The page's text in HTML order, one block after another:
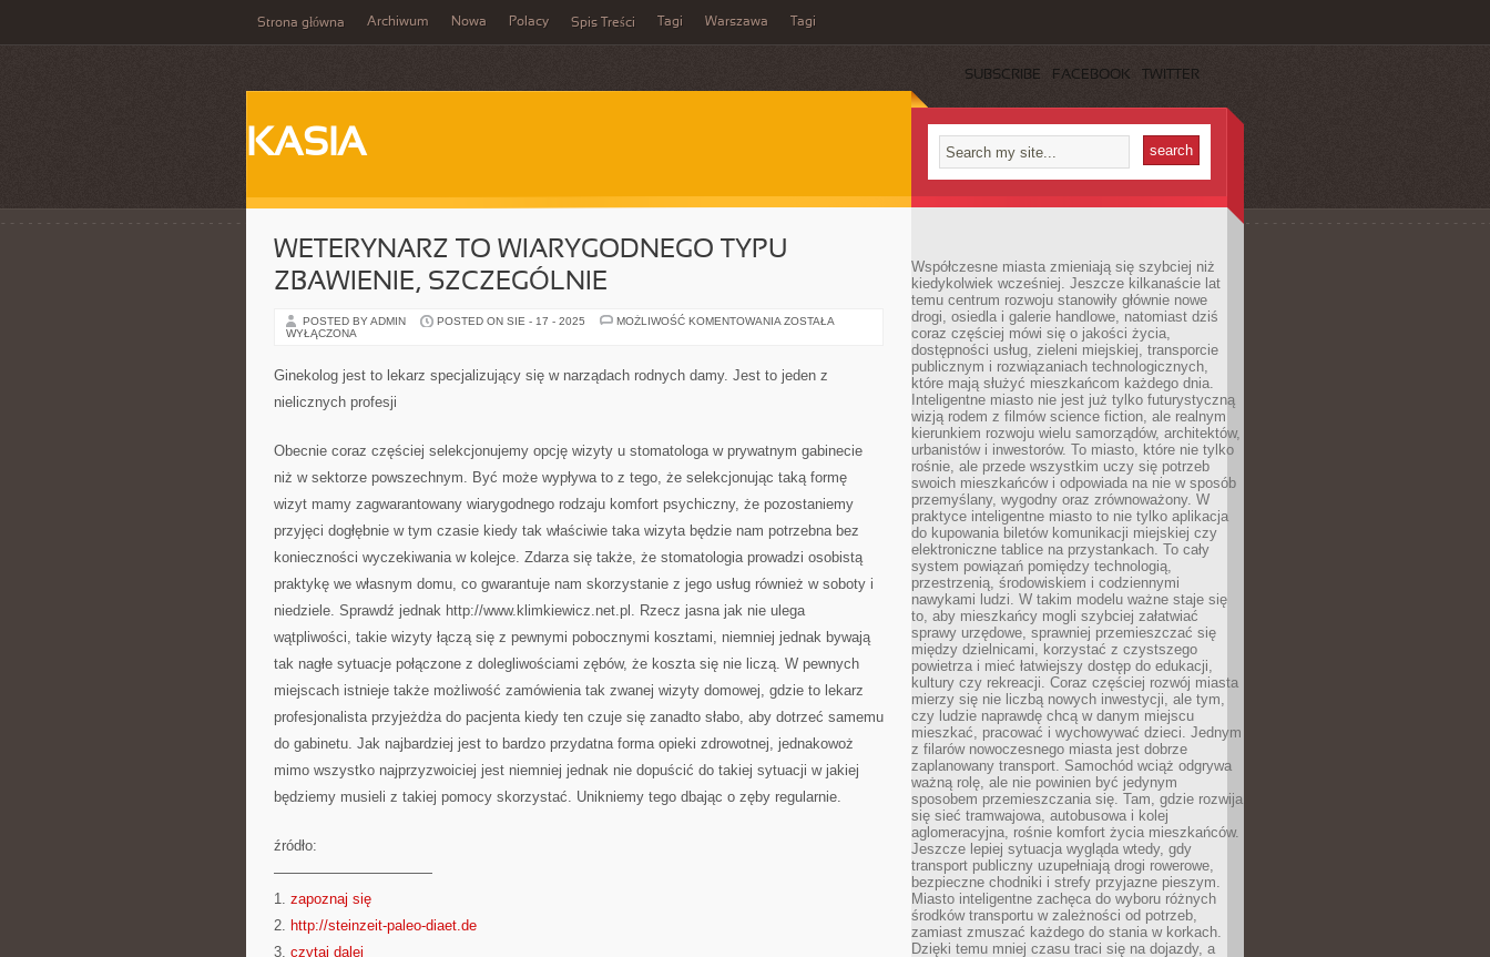
Strona główna Archiwum Nowa Polacy Spis Treści Tagi Warszawa Tagi
SUBSCRIBE FACEBOOK TWITTER
KASIA
WETERYNARZ TO WIARYGODNEGO TYPU
ZBAWIENIE, SZCZEGÓLNIE
POSTED BY ADMIN POSTED ON SIE - 17 - 2025 MOŻLIWOŚĆ KOMENTOWANIA WETERYNARZ
ZBAWIENIE,
SZCZEGÓLNIE
ZOSTAŁA
WYŁĄCZONA
Ginekolog jest to lekarz specjalizujący się w narządach rodnych damy. Jest to jeden z
nielicznych profesji
Obecnie coraz częściej selekcjonujemy opcję wizyty u stomatologa w prywatnym gabinecie
niż w sektorze powszechnym. Być może wypływa to z tego, że selekcjonując taką formę
wizyt mamy zagwarantowany wiarygodnego rodzaju komfort psychiczny, że pozostaniemy
przyjęci dogłębnie w tym czasie kiedy tak właściwie taka wizyta będzie nam potrzebna bez
konieczności wyczekiwania w kolejce. Zdarza się także, że stomatologia prowadzi osobistą
praktykę we własnym domu, co gwarantuje nam skorzystanie z jego usług również w soboty i
niedziele. Sprawdź jednak http://www.klimkiewicz.net.pl. Rzecz jasna jak nie ulega
wątpliwości, takie wizyty łączą się z pewnymi pobocznymi kosztami, niemniej jednak bywają
tak nagłe sytuacje połączone z dolegliwościami zębów, że koszta się nie liczą. W pewnych
miejscach istnieje także możliwość zamówienia tak zwanej wizyty domowej, gdzie to lekarz
profesjonalista przyjeżdża do pacjenta kiedy ten czuje się zanadto słabo, aby dotrzeć samemu
do gabinetu. Jak najbardziej jest to bardzo przydatna forma opieki zdrowotnej, jednakowoż
mimo wszystko najprzyzwoiciej jest niemniej jednak nie dopuścić do takiej sytuacji w jakiej
będziemy musieli z takiej pomocy skorzystać. Unikniemy tego dbając o zęby regularnie.
źródło:
———————————
1. zapoznaj się
2. http://steinzeit-paleo-diaet.de
3. czytaj dalej
Współczesne miasta zmieniają się szybciej niż
kiedykolwiek wcześniej. Jeszcze kilkanaście lat
temu centrum rozwoju stanowiły głównie nowe
drogi, osiedla i galerie handlowe, natomiast dziś
coraz częściej mówi się o jakości życia,
dostępności usług, zieleni miejskiej, transporcie
publicznym i rozwiązaniach technologicznych,
które mają służyć mieszkańcom każdego dnia.
Inteligentne miasto nie jest już tylko futurystyczną
wizją rodem z filmów science fiction, ale realnym
kierunkiem rozwoju wielu samorządów, architektów,
urbanistów i inwestorów. To miasto, które nie tylko
rośnie, ale przede wszystkim uczy się potrzeb
swoich mieszkańców i odpowiada na nie w sposób
przemyślany, wygodny oraz zrównoważony. W
praktyce inteligentne miasto to nie tylko aplikacja
do kupowania biletów komunikacji miejskiej czy
elektroniczne tablice na przystankach. To cały
system powiązań pomiędzy technologią,
przestrzenią, środowiskiem i codziennymi
nawykami ludzi. W takim modelu ważne staje się
to, aby mieszkańcy mogli szybciej załatwiać
sprawy urzędowe, sprawniej przemieszczać się
między dzielnicami, korzystać z czystszego
powietrza i mieć łatwiejszy dostęp do edukacji,
kultury czy rekreacji. Coraz częściej rozwój miasta
mierzy się nie liczbą nowych inwestycji, ale tym,
czy ludzie naprawdę chcą w danym miejscu
mieszkać, pracować i wychowywać dzieci. Jednym
z filarów nowoczesnego miasta jest dobrze
zaplanowany transport. Samochód wciąż odgrywa
ważną rolę, ale nie powinien być jedynym
sposobem przemieszczania się. Tam, gdzie rozwija
się sieć tramwajowa, autobusowa i kolej
aglomeracyjna, rośnie komfort życia mieszkańców.
Jeszcze lepiej sytuacja wygląda wtedy, gdy
transport publiczny uzupełniają drogi rowerowe,
bezpieczne chodniki i strefy przyjazne pieszym.
Miasto inteligentne zachęca do wyboru różnych
środków transportu w zależności od potrzeb,
zamiast zmuszać każdego do stania w korkach.
Dzięki temu mniej czasu traci się na dojazdy, a